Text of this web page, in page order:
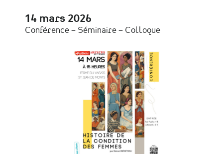
Date
14 mars 2026
d'évènement
Conférence – Séminaire – Colloque